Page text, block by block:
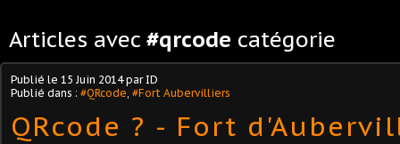
Articles avec #qrcode catégorie
Publié le 15 Juin 2014par ID
Publié dans : #QRcode, #Fort Aubervilliers
QRcode ? - Fort